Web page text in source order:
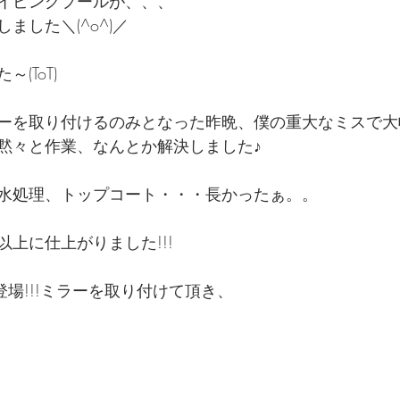
ました＼(^o^)／
～(ToT)
を取り付けるのみとなった昨晩、僕の重大なミスで
々と作業、なんとか解決しました♪
処理、トップコート・・・長かったぁ。。
上に仕上がりました!!!
!!!ミラーを取り付けて頂き、